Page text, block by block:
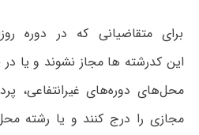
برای متقاضیانی که در دوره
این کدرشته ها مجاز نشوند و یا
محل‌های دوره‌های غیرانتفاعی،
مجازی را درج کنند و یا رشته